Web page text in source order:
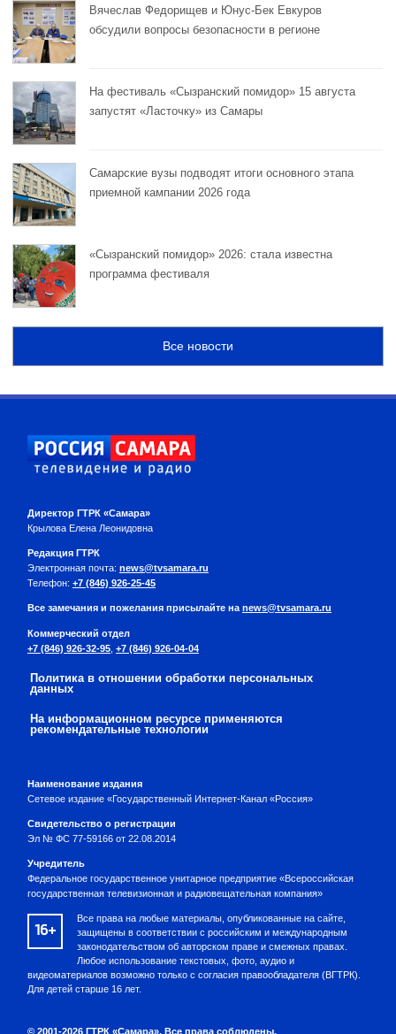
Вячеслав Федорищев и Юнус-Бек Евкуров
обсудили вопросы безопасности в регионе
На фестиваль «Сызранский помидор» 15 августа
запустят «Ласточку» из Самары
Самарские вузы подводят итоги основного этапа
приемной кампании 2026 года
«Сызранский помидор» 2026: стала известна
программа фестиваля
Все новости
Директор ГТРК «Самара»
Крылова Елена Леонидовна
Редакция ГТРК
Электронная почта: news@tvsamara.ru
Телефон: +7 (846) 926-25-45
Все замечания и пожелания присылайте наnews@tvsamara.ru
Коммерческий отдел
+7 (846) 926-32-95 +7 (846) 926-04-04
Политика в отношении обработки персональных
данных
На информационном ресурсе применяются
рекомендательные технологии
Наименование издания
Сетевое издание «Государственный Интернет-Канал «Россия»
Свидетельство о регистрации
Эл № ФС 77-59166 от 22.08.2014
Учредитель
Федеральное государственное унитарное предприятие «Всероссийская
государственная телевизионная и радиовещательная компания»
16+
Все права на любые материалы, опубликованные на сайте,
защищены в соответствии с российским и международным
законодательством об авторском праве и смежных правах.
Любое использование текстовых, фото, аудио и
видеоматериалов возможно только с согласия правообладателя (ВГТРК).
Для детей старше 16 лет.
© 2001-2026 ГТРК «Самара». Все права соблюдены.